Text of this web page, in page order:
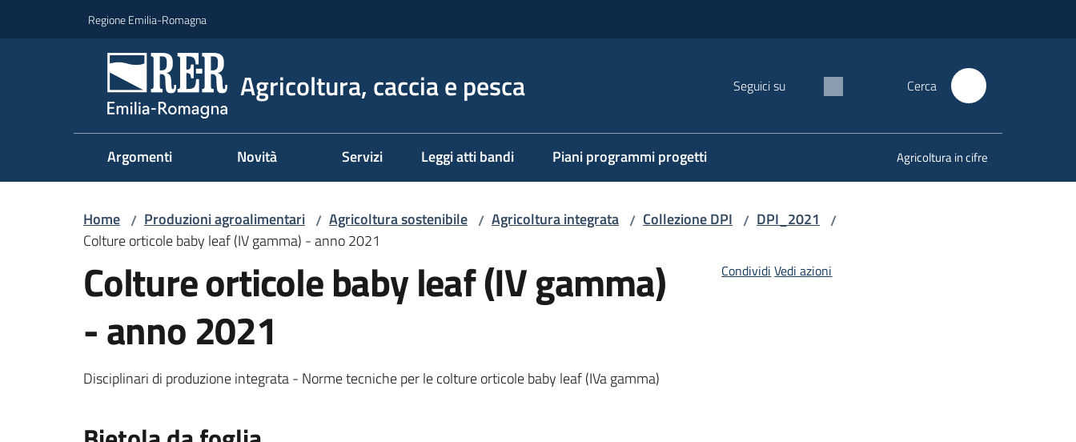
Regione Emilia-Romagna
Agricoltura, caccia e pesca Seguici su Cerca
Argomenti Novità Servizi Leggi atti bandi Piani programmi progetti Agricoltura in cifre
Home / Produzioni agroalimentari / Agricoltura sostenibile / Agricoltura integrata / Collezione DPI / DPI_2021 /
Colture orticole baby leaf (IV gamma) - anno 2021
Colture orticole baby leaf (IV gamma)
- anno 2021
Disciplinari di produzione integrata - Norme tecniche per le colture orticole baby leaf (IVa gamma)
Condividi Vedi azioni